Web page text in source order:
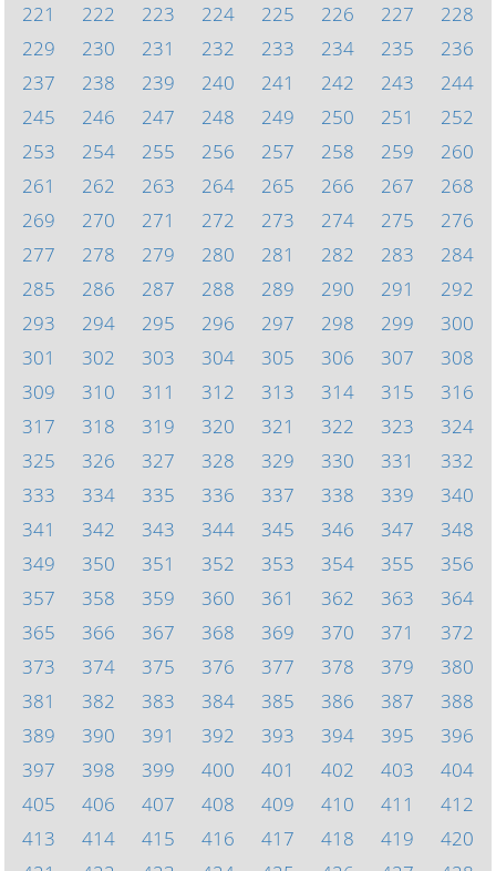
221
222 223 224 225 226 227
228
229
230 231 232 233 234 235
236
237
238 239 240 241 242 243
244
245
246 247 248 249 250 251
252
253
254 255 256 257 258 259
260
261
262 263 264 265 266 267
268
269
270 271 272 273 274 275
276
277
278 279 280 281 282 283
284
285
286 287 288 289 290 291
292
293
294 295 296 297 298 299
300
301
302 303 304 305 306 307
308
309
310 311 312 313 314 315
316
317
318 319 320 321 322 323
324
325
326 327 328 329 330 331
332
333
334 335 336 337 338 339
340
341
342 343 344 345 346 347
348
349
350 351 352 353 354 355
356
357
358 359 360 361 362 363
364
365
366 367 368 369 370 371
372
373
374 375 376 377 378 379
380
381
382 383 384 385 386 387
388
389
390 391 392 393 394 395
396
397
398 399 400 401 402 403
404
405
406 407 408 409 410 411
412
413
414 415 416 417 418 419
420